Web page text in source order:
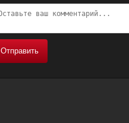
Отправить